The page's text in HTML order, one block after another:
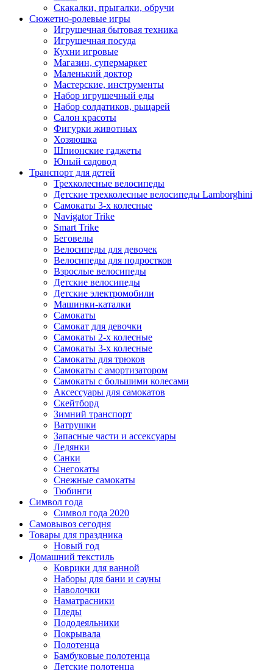
Скакалки, прыгалки, обручи
Сюжетно-ролевые игры
Игрушечная бытовая техника
Игрушечная посуда
Кухни игровые
Магазин, супермаркет
Маленький доктор
Мастерские, инструменты
Набор игрушечный еды
Набор солдатиков, рыцарей
Салон красоты
Фигурки животных
Хозяюшка
Шпионские гаджеты
Юный садовод
Транспорт для детей
Трехколесные велосипеды
Детские трехколесные велосипеды Lamborghini
Самокаты 3-х колесные
Navigator Trike
Smart Trike
Беговелы
Велосипеды для девочек
Велосипеды для подростков
Взрослые велосипеды
Детские велосипеды
Детские электромобили
Машинки-каталки
Самокаты
Самокат для девочки
Самокаты 2-х колесные
Самокаты 3-х колесные
Самокаты для трюков
Самокаты с амортизатором
Самокаты с большими колесами
Аксессуары для самокатов
Скейтборд
Зимний транспорт
Ватрушки
Запасные части и ассексуары
Ледянки
Санки
Снегокаты
Снежные самокаты
Тюбинги
Символ года
Символ года 2020
Самовывоз сегодня
Товары для праздника
Новый год
Домашний текстиль
Коврики для ванной
Наборы для бани и сауны
Наволочки
Наматрасники
Пледы
Пододеяльники
Покрывала
Полотенца
Бамбуковые полотенца
Детские полотенца